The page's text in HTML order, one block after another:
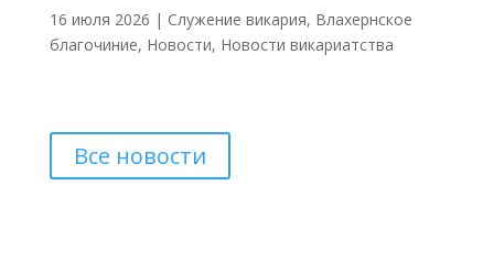
16 июля 2026 | Cлужение викария, Влахернское
благочиние, Новости, Новости викариатства
Все новости